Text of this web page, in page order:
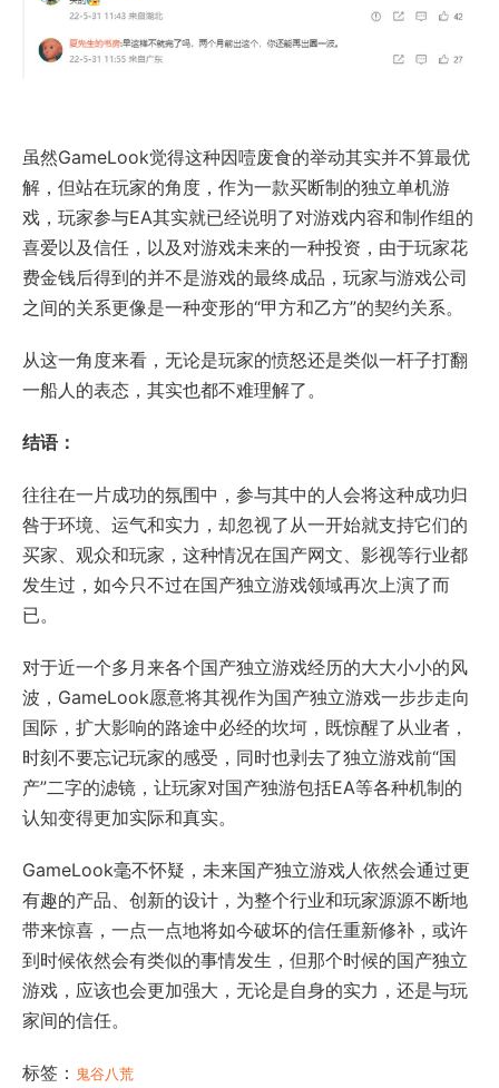
虽然GameLook觉得这种因噎废食的举动其实并不算最优
解，但站在玩家的角度，作为一款买断制的独立单机游
戏，玩家参与EA其实就已经说明了对游戏内容和制作组的
喜爱以及信任，以及对游戏未来的一种投资，由于玩家花
费金钱后得到的并不是游戏的最终成品，玩家与游戏公司
之间的关系更像是一种变形的“甲方和乙方”的契约关系。
从这一角度来看，无论是玩家的愤怒还是类似一杆子打翻
一船人的表态，其实也都不难理解了。
结语：
往往在一片成功的氛围中，参与其中的人会将这种成功归
咎于环境、运气和实力，却忽视了从一开始就支持它们的
买家、观众和玩家，这种情况在国产网文、影视等行业都
发生过，如今只不过在国产独立游戏领域再次上演了而
已。
对于近一个多月来各个国产独立游戏经历的大大小小的风
波，GameLook愿意将其视作为国产独立游戏一步步走向
国际，扩大影响的路途中必经的坎坷，既惊醒了从业者，
时刻不要忘记玩家的感受，同时也剥去了独立游戏前“国
产”二字的滤镜，让玩家对国产独游包括EA等各种机制的
认知变得更加实际和真实。
GameLook毫不怀疑，未来国产独立游戏人依然会通过更
有趣的产品、创新的设计，为整个行业和玩家源源不断地
带来惊喜，一点一点地将如今破坏的信任重新修补，或许
到时候依然会有类似的事情发生，但那个时候的国产独立
游戏，应该也会更加强大，无论是自身的实力，还是与玩
家间的信任。
标签： 鬼谷八荒